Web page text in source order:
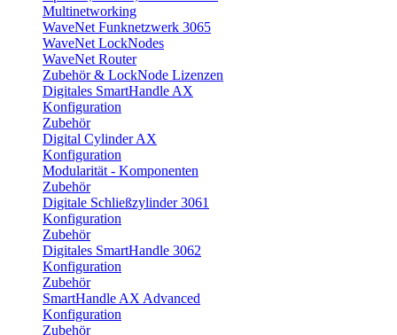
Multinetworking
WaveNet Funknetzwerk 3065
WaveNet LockNodes
WaveNet Router
Zubehör & LockNode Lizenzen
Digitales SmartHandle AX
Konfiguration
Zubehör
Digital Cylinder AX
Konfiguration
Modularität - Komponenten
Zubehör
Digitale Schließzylinder 3061
Konfiguration
Zubehör
Digitales SmartHandle 3062
Konfiguration
Zubehör
SmartHandle AX Advanced
Konfiguration
Zubehör